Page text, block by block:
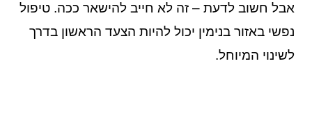
אבל חשוב לדעת – זה לא חייב להישאר ככה. טיפול
נפשי באזור בנימין יכול להיות הצעד הראשון בדרך
לשינוי המיוחל.